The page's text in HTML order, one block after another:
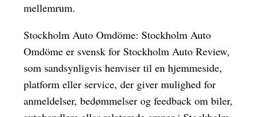
mellemrum.
Stockholm Auto Omdöme: Stockholm Auto
Omdöme er svensk for Stockholm Auto Review,
som sandsynligvis henviser til en hjemmeside,
platform eller service, der giver mulighed for
anmeldelser, bedømmelser og feedback om biler,